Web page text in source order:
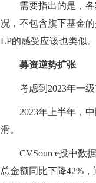
需要指出的是，
况，不包含旗下基金
LP的感受应该也类似
募资逆势扩张
考虑到2023年一
2023年上半年，
滑。
CVSource投中数
总金额同比下降42%